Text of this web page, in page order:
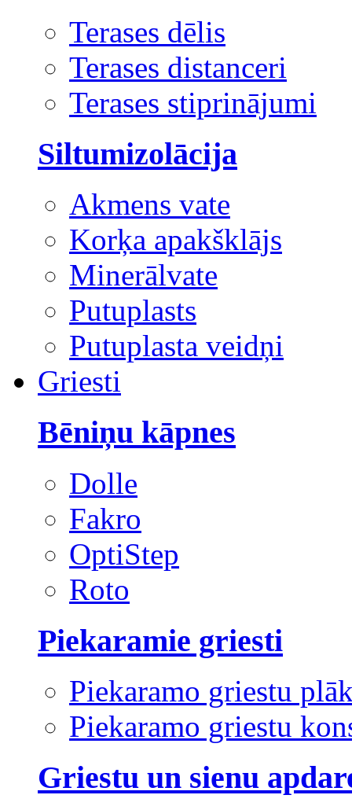
Terases dēlis
Terases distanceri
Terases stiprinājumi
Siltumizolācija
Akmens vate
Korķa apakšklājs
Minerālvate
Putuplasts
Putuplasta veidņi
Griesti
Bēniņu kāpnes
Dolle
Fakro
OptiStep
Roto
Piekaramie griesti
Piekaramo griestu
Piekaramo griestu
Griestu un sienu